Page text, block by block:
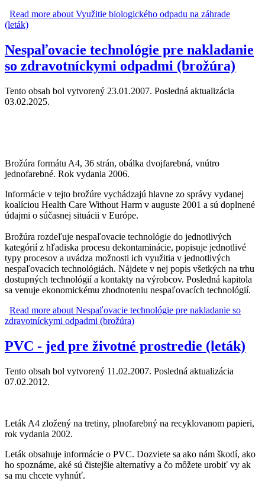
Read more about Využitie biologického odpadu na záhrade
(leták)
Nespaľovacie technológie pre nakladanie
so zdravotníckymi odpadmi (brožúra)
Tento obsah bol vytvorený 23.01.2007. Posledná aktualizácia
03.02.2025.
Brožúra formátu A4, 36 strán, obálka dvojfarebná, vnútro
jednofarebné. Rok vydania 2006.
Informácie v tejto brožúre vychádzajú hlavne zo správy vydanej
koalíciou Health Care Without Harm v auguste 2001 a sú doplnené
údajmi o súčasnej situácii v Európe.
Brožúra rozdeľuje nespaľovacie technológie do jednotlivých
kategórií z hľadiska procesu dekontaminácie, popisuje jednotlivé
typy procesov a uvádza možnosti ich využitia v jednotlivých
nespaľovacích technológiách. Nájdete v nej popis všetkých na trhu
dostupných technológií a kontakty na výrobcov. Posledná kapitola
sa venuje ekonomickému zhodnoteniu nespaľovacích technológií.
Read more about Nespaľovacie technológie pre nakladanie so
zdravotníckymi odpadmi (brožúra)
PVC - jed pre životné prostredie (leták)
Tento obsah bol vytvorený 11.02.2007. Posledná aktualizácia
07.02.2012.
Leták A4 zložený na tretiny, plnofarebný na recyklovanom papieri,
rok vydania 2002.
Leták obsahuje informácie o PVC. Dozviete sa ako nám škodí, ako
ho spoznáme, aké sú čistejšie alternatívy a čo môžete urobiť vy ak
sa mu chcete vyhnúť.